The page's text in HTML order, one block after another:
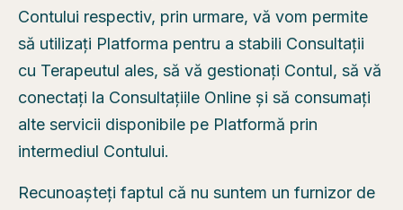
Contului respectiv, prin urmare, vă vom permite
să utilizați Platforma pentru a stabili Consultații
cu Terapeutul ales, să vă gestionați Contul, să vă
conectați la Consultațiile Online și să consumați
alte servicii disponibile pe Platformă prin
intermediul Contului.
Recunoașteți faptul că nu suntem un furnizor de